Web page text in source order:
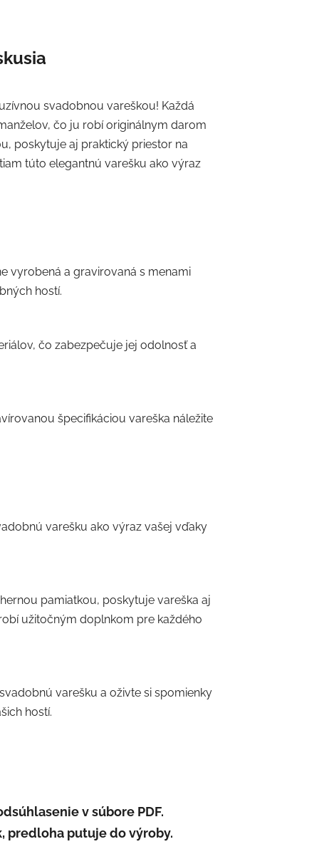
svadobnou vareškou! Každá
čo ju robí originálnym darom
poskytuje aj praktický priestor na
túto elegantnú varešku ako výraz
vyrobená a gravirovaná s menami
hostí.
čo zabezpečuje jej odolnosť a
špecifikáciou vareška náležite
varešku ako výraz vašej vďaky
pamiatkou, poskytuje vareška aj
užitočným doplnkom pre každého
varešku a oživte si spomienky
hostí.
v súbore PDF.
predloha putuje do výroby.